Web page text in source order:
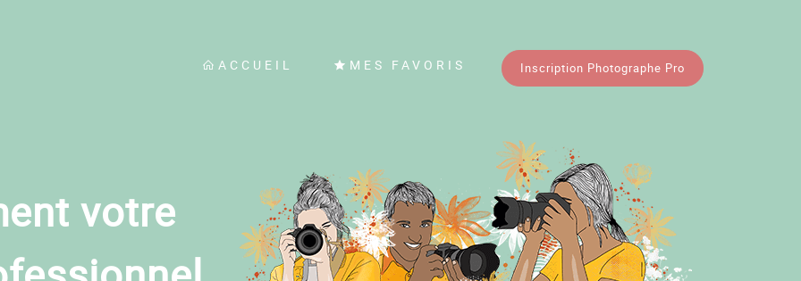
ACCUEIL MES FAVORIS Inscription Photographe Pro
votre